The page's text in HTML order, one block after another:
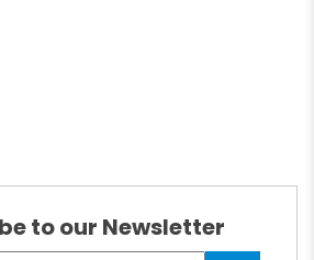
to our Newsletter